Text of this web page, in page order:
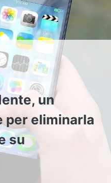
un
per eliminarla
su